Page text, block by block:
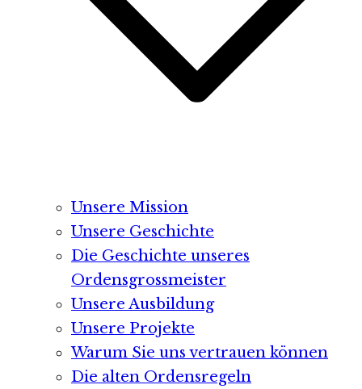
Unsere Mission
Unsere Geschichte
Die Geschichte unseres
Ordensgrossmeister
Unsere Ausbildung
Unsere Projekte
Warum Sie uns vertrauen können
Die alten Ordensregeln